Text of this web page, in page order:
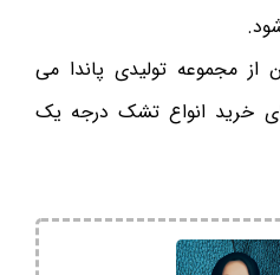
از مجموعه تولیدی پاندا می
خرید انواع تشک درجه یک